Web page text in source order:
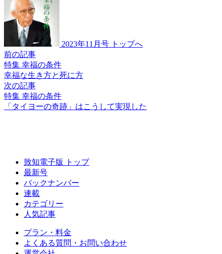
2023年11月号 トップへ
前の記事
特集 幸福の条件
幸福な生き方と死に方
次の記事
特集 幸福の条件
「タイヨーの奇跡」はこうして実現した
致知電子版 トップ
最新号
バックナンバー
連載
カテゴリー
人気記事
プラン・料金
よくある質問・お問い合わせ